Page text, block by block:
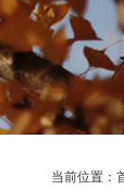
当前位置：